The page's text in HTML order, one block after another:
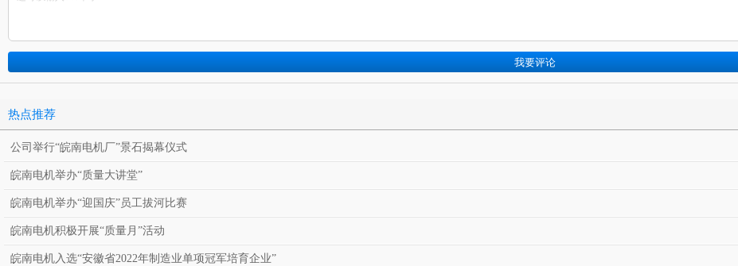
热点推荐
公司举行“皖南电机厂”景石揭幕仪式
皖南电机举办“质量大讲堂”
皖南电机举办“迎国庆”员工拔河比赛
皖南电机积极开展“质量月”活动
皖南电机入选“安徽省2022年制造业单项冠军培育企业”